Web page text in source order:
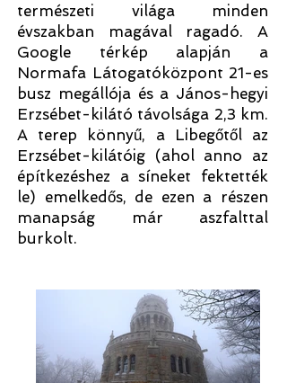
természeti világa minden
évszakban magával ragadó. A
Google térkép alapján a
Normafa Látogatóközpont 21-es
busz megállója és a János-hegyi
Erzsébet-kilátó távolsága 2,3 km.
A terep könnyű, a Libegőtől az
Erzsébet-kilátóig (ahol anno az
építkezéshez a síneket fektették
le) emelkedős, de ezen a részen
manapság már aszfalttal
burkolt.